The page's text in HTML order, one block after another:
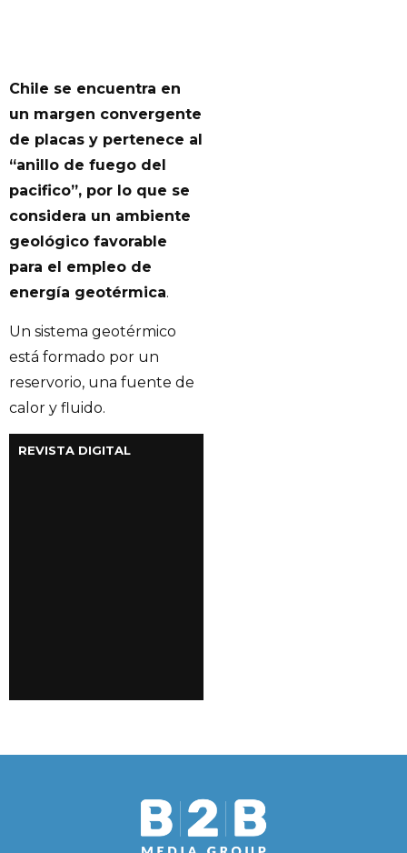
Chile se encuentra en
un margen convergente
de placas y pertenece al
“anillo de fuego del
pacifico”, por lo que se
considera un ambiente
geológico favorable
para el empleo de
energía geotérmica.
Un sistema geotérmico
está formado por un
reservorio, una fuente de
calor y fluido.
REVISTA DIGITAL